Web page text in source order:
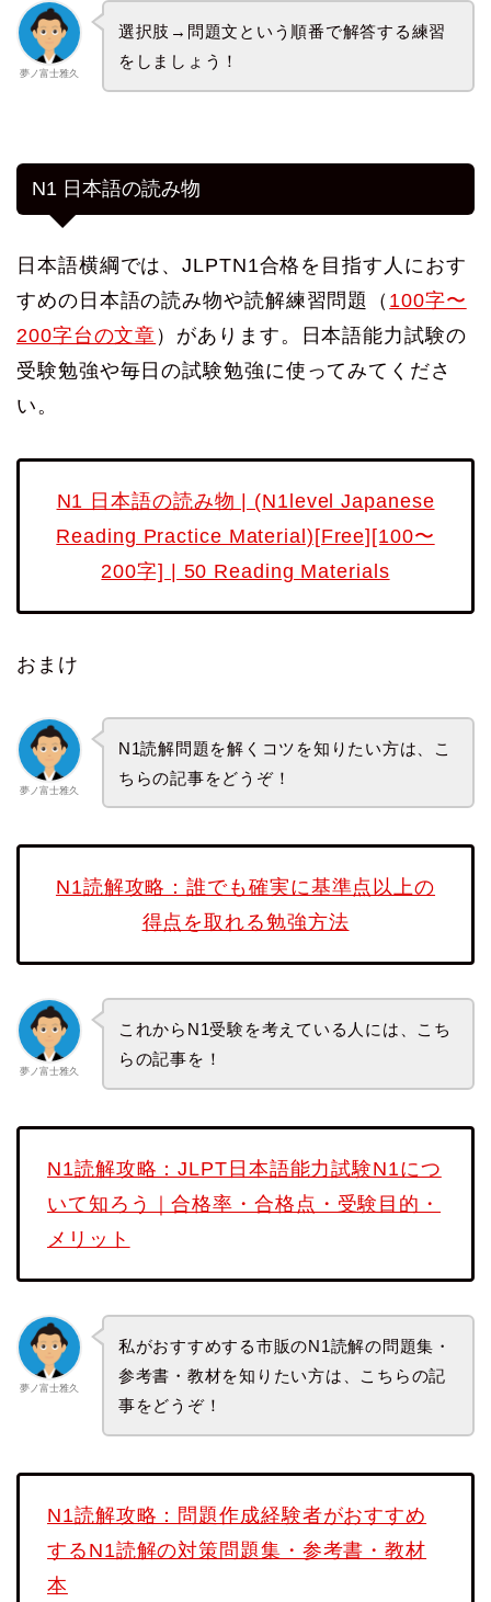
夢ノ富士雅久
選択肢→問題文という順番で解答する練習
をしましょう！
N1 日本語の読み物
日本語横綱では、JLPTN1合格を目指す人におす
すめの日本語の読み物や読解練習問題（ 100字〜
200字台の文章 ）があります。日本語能力試験の
受験勉強や毎日の試験勉強に使ってみてくださ
い。
N1 日本語の読み物 | (N1level Japanese
Reading Practice Material)[Free][100〜
200字] | 50 Reading Materials
おまけ
夢ノ富士雅久
N1読解問題を解くコツを知りたい方は、こ
ちらの記事をどうぞ！
N1読解攻略：誰でも確実に基準点以上の
得点を取れる勉強方法
夢ノ富士雅久
これからN1受験を考えている人には、こち
らの記事を！
N1読解攻略：JLPT日本語能力試験N1につ
いて知ろう｜合格率・合格点・受験目的・
メリット
夢ノ富士雅久
私がおすすめする市販のN1読解の問題集・
参考書・教材を知りたい方は、こちらの記
事をどうぞ！
N1読解攻略：問題作成経験者がおすすめ
するN1読解の対策問題集・参考書・教材
本